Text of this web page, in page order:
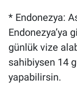
* Endonezya:
Endonezya’ya
günlük vize
sahibiysen 14
yapabilirsin.